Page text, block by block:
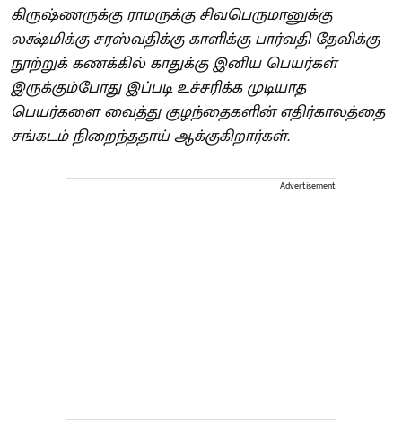
கிருஷ்ணருக்கு ராமருக்கு சிவபெருமானுக்கு
லக்ஷ்மிக்கு சரஸ்வதிக்கு காளிக்கு பார்வதி தேவிக்கு
நூற்றுக் கணக்கில் காதுக்கு இனிய பெயர்கள்
இருக்கும்போது இப்படி உச்சரிக்க முடியாத
பெயர்களை வைத்து குழந்தைகளின் எதிர்காலத்தை
சங்கடம் நிறைந்ததாய் ஆக்குகிறார்கள்.
Advertisement